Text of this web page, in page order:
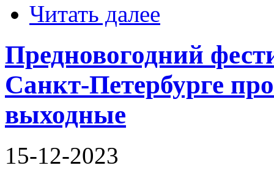
Читать далее
Предновогодний
Санкт-Петербурге
выходные
15-12-2023